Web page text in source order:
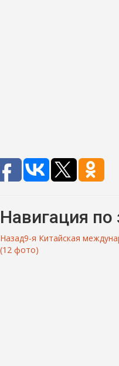
Навигация по
Назад9-я Китайская
(12 фото)